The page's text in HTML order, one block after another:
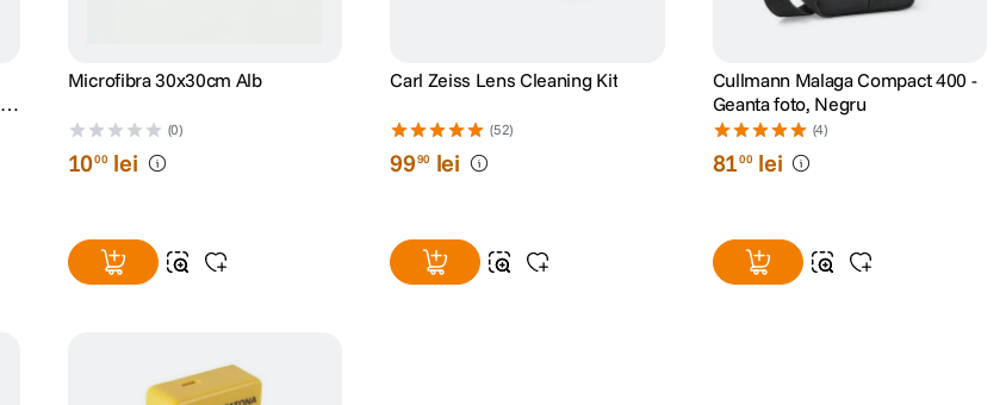
Microfibra 30x30cm Alb
(0)
1000 lei
Carl Zeiss Lens Cleaning Kit
(52)
9990 lei
Cullmann Malaga Compact 400 -
Geanta foto, Negru
(4)
8100 lei